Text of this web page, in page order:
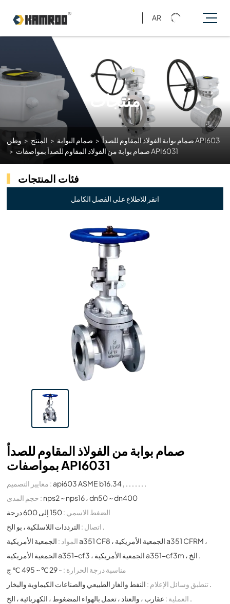
AR
منتجات
وطن > المنتج > صمام البوابة >
صمام بوابة الفولاذ المقاوم للصدأ API603
>
صمام بوابة من الفولاذ المقاوم للصدأ بمواصفات API6031
فئات المنتجات
انقر للاطلاع على الفصل الكامل
صمام بوابة من الفولاذ المقاوم للصدأ
بمواصفات API6031
معايير التصميم :api603 ASME b16.34 , . . . . . . .
حجم المدى : nps2 ~ nps16 ، dn50 ~ dn400
الضغط الاسمي :150 إلى 600 درجة
اتصال : الترددات اللاسلكية ، بو الخ .
المواد : الجمعية الأمريكية a351 CF8 ، الجمعية الأمريكية a351 CFRM ،
الجمعية الأمريكية a351-cf3 ، الجمعية الأمريكية a351-cf3m ، الخ .
مناسبة درجة الحرارة : - 29 ℃ ~ 495 ℃ ج
تنطبق وسائل الإعلام :النفط والغاز الطبيعي والصناعات الكيماوية والبخار .
العملية : عقارب ، والعتاد ، تعمل بالهواء المضغوط ، الكهربائية ، الخ .